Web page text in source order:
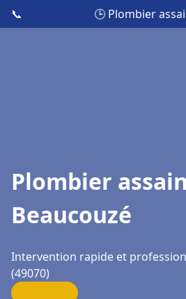
📞 🕒 Plombier
Plombier
Beaucouzé
Intervention rapide et
(49070)